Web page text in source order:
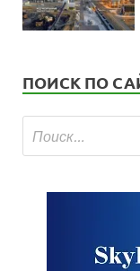
ПОИСК ПО